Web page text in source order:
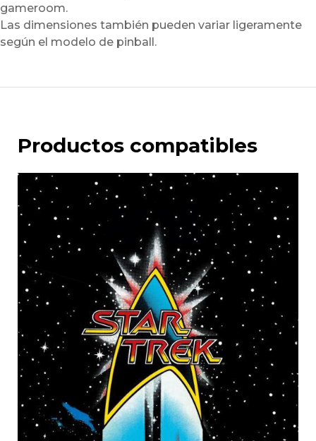
gameroom.
Las dimensiones también pueden variar ligeramente
según el modelo de pinball.
Productos compatibles